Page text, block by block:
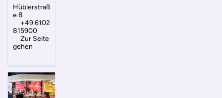
Hüblerstraß
e 8
+49 6102
815900
Zur Seite
gehen